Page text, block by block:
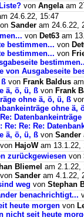
von Angela am
24.6.22, 15:47
Sander am 24.6.22,
von Det63 am
bestimmen... von
bestimmen... von
von Ausgabeseite
ß von Frank Baldus
ä, ö, ü, ß von Frank
ohne ä, ö, ü, ß
ohne ä,
Re:
Re: Re: Re:
ä, ö, ü, ß von Sander
von HajoWam 13.1.22,
zurückgewiesen von
Bliemel am 2.1.22,
von Sander am 4.1.22,
weg von Stephan
benachrichtigt...
heute morgen von
nicht seit heute